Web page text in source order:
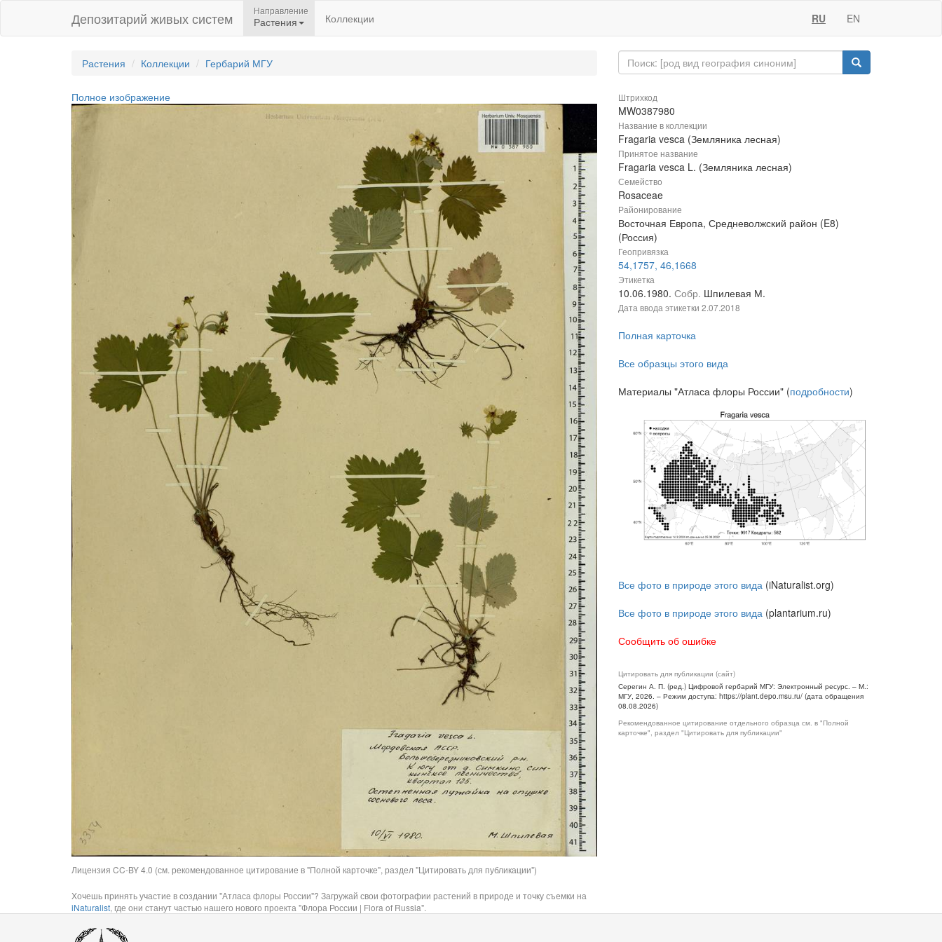
Депозитарий живых систем Направление
Растения Коллекции RU EN
Растения Коллекции Гербарий МГУ
Полное изображение
Лицензия CC-BY 4.0 (см. рекомендованное цитирование в "Полной карточке", раздел "Цитировать для публикации")
Хочешь принять участие в создании "Атласа флоры России"? Загружай свои фотографии растений в природе и точку съемки на
iNaturalist, где они станут частью нашего нового проекта "Флора России | Flora of Russia".
Штрихкод
MW0387980
Название в коллекции
Fragaria vesca (Земляника лесная)
Принятое название
Fragaria vesca L. (Земляника лесная)
Семейство
Rosaceae
Районирование
Восточная Европа, Средневолжский район (E8)
(Россия)
Геопривязка
54,1757, 46,1668
Этикетка
10.06.1980. Собр. Шпилевая М.
Дата ввода этикетки 2.07.2018
Полная карточка
Все образцы этого вида
Материалы "Атласа флоры России" (подробности)
Все фото в природе этого вида (iNaturalist.org)
Все фото в природе этого вида (plantarium.ru)
Сообщить об ошибке
Цитировать для публикации (сайт)
Серегин А. П. (ред.) Цифровой гербарий МГУ: Электронный ресурс. – М.:
МГУ, 2026. – Режим доступа: https://plant.depo.msu.ru/ (дата обращения
08.08.2026)
Рекомендованное цитирование отдельного образца см. в "Полной
карточке", раздел "Цитировать для публикации"